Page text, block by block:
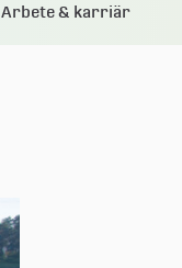
Arbete & karriär